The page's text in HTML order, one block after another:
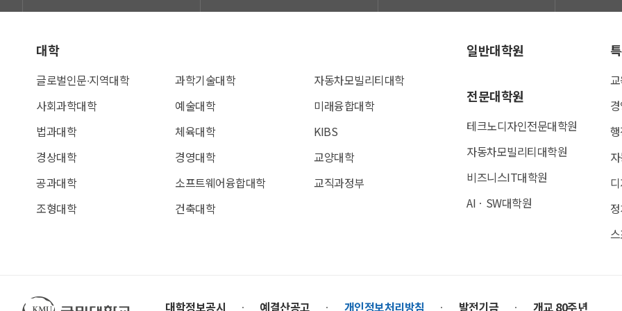
대학
글로벌인문∙지역대학
사회과학대학
법과대학
경상대학
공과대학
조형대학
과학기술대학
예술대학
체육대학
경영대학
소프트웨어융합대학
건축대학
자동차모빌리티대학
미래융합대학
KIBS
교양대학
교직과정부
일반대학원
전문대학원
테크노디자인전문대학원
자동차모빌리티대학원
비즈니스IT대학원
AIㆍSW대학원
국민대학교 대학정보공시 예결산공고 개인정보처리방침 발전기금 개교 80주년